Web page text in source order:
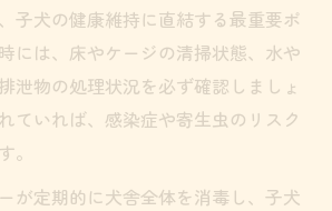
子犬の健康維持に直結する最重要ポ
には、床やケージの清掃状態、水や
泄物の処理状況を必ず確認しましょ
ていれば、感染症や寄生虫のリスク
。
が定期的に犬舎全体を消毒し、子犬